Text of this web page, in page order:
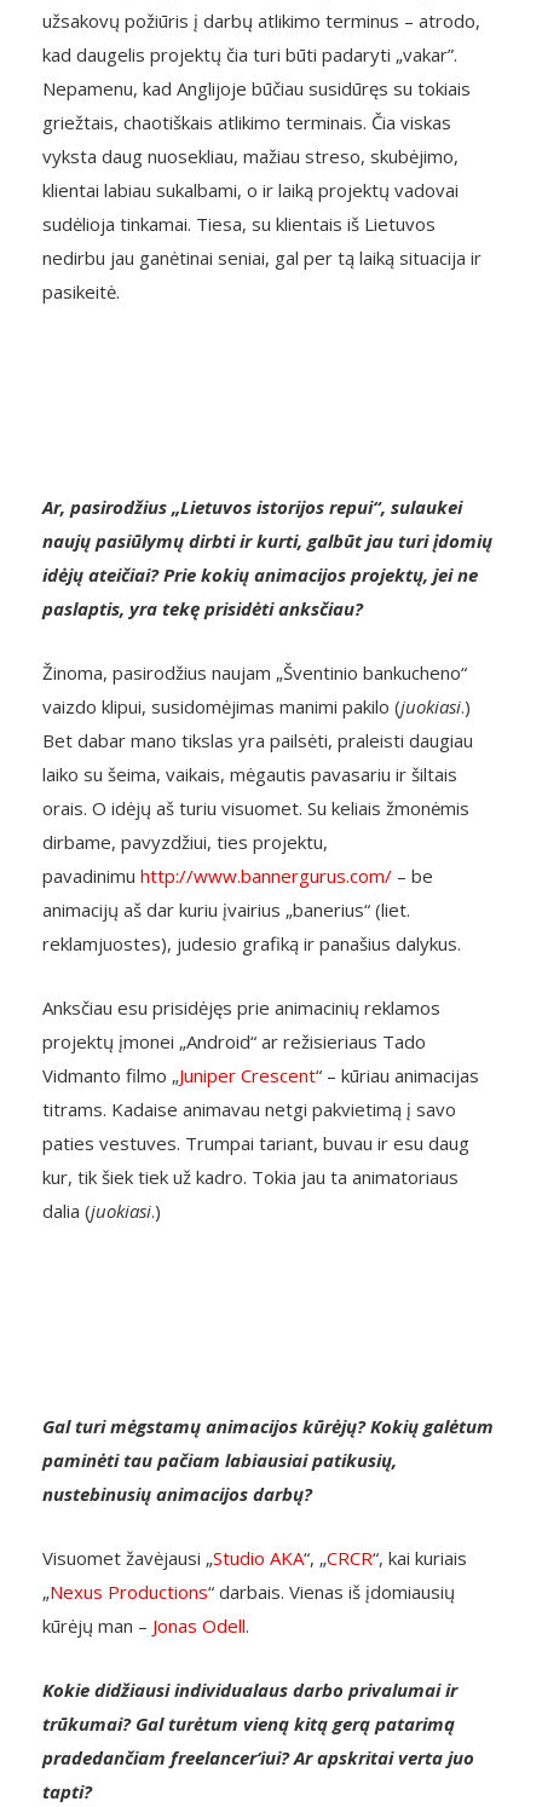
užsakovų požiūris į darbų atlikimo terminus – atrodo,
kad daugelis projektų čia turi būti padaryti „vakar”.
Nepamenu, kad Anglijoje būčiau susidūręs su tokiais
griežtais, chaotiškais atlikimo terminais. Čia viskas
vyksta daug nuosekliau, mažiau streso, skubėjimo,
klientai labiau sukalbami, o ir laiką projektų vadovai
sudėlioja tinkamai. Tiesa, su klientais iš Lietuvos
nedirbu jau ganėtinai seniai, gal per tą laiką situacija ir
pasikeitė.
Ar, pasirodžius „Lietuvos istorijos repui“, sulaukei
naujų pasiūlymų dirbti ir kurti, galbūt jau turi įdomių
idėjų ateičiai? Prie kokių animacijos projektų, jei ne
paslaptis, yra tekę prisidėti anksčiau?
Žinoma, pasirodžius naujam „Šventinio bankucheno“
vaizdo klipui, susidomėjimas manimi pakilo (juokiasi.)
Bet dabar mano tikslas yra pailsėti, praleisti daugiau
laiko su šeima, vaikais, mėgautis pavasariu ir šiltais
orais. O idėjų aš turiu visuomet. Su keliais žmonėmis
dirbame, pavyzdžiui, ties projektu,
pavadinimu http://www.bannergurus.com/ – be
animacijų aš dar kuriu įvairius „banerius“ (liet.
reklamjuostes), judesio grafiką ir panašius dalykus.
Anksčiau esu prisidėjęs prie animacinių reklamos
projektų įmonei „Android“ ar režisieriaus Tado
Vidmanto filmo „Juniper Crescent“ – kūriau animacijas
titrams. Kadaise animavau netgi pakvietimą į savo
paties vestuves. Trumpai tariant, buvau ir esu daug
kur, tik šiek tiek už kadro. Tokia jau ta animatoriaus
dalia (juokiasi.)
Gal turi mėgstamų animacijos kūrėjų? Kokių galėtum
paminėti tau pačiam labiausiai patikusių,
nustebinusių animacijos darbų?
Visuomet žavėjausi „Studio AKA“, „CRCR“, kai kuriais
„Nexus Productions“ darbais. Vienas iš įdomiausių
kūrėjų man – Jonas Odell.
Kokie didžiausi individualaus darbo privalumai ir
trūkumai? Gal turėtum vieną kitą gerą patarimą
pradedančiam freelancer‘iui? Ar apskritai verta juo
tapti?